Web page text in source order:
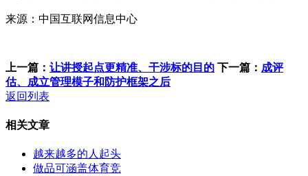
来源：中国互联网信息中心
上一篇： 让讲授起点更精准、干涉标的目的 下一篇： 成评
估、成立管理模子和防护框架之后
返回列表
相关文章
越来越多的人起头
做品可涵盖体育竞